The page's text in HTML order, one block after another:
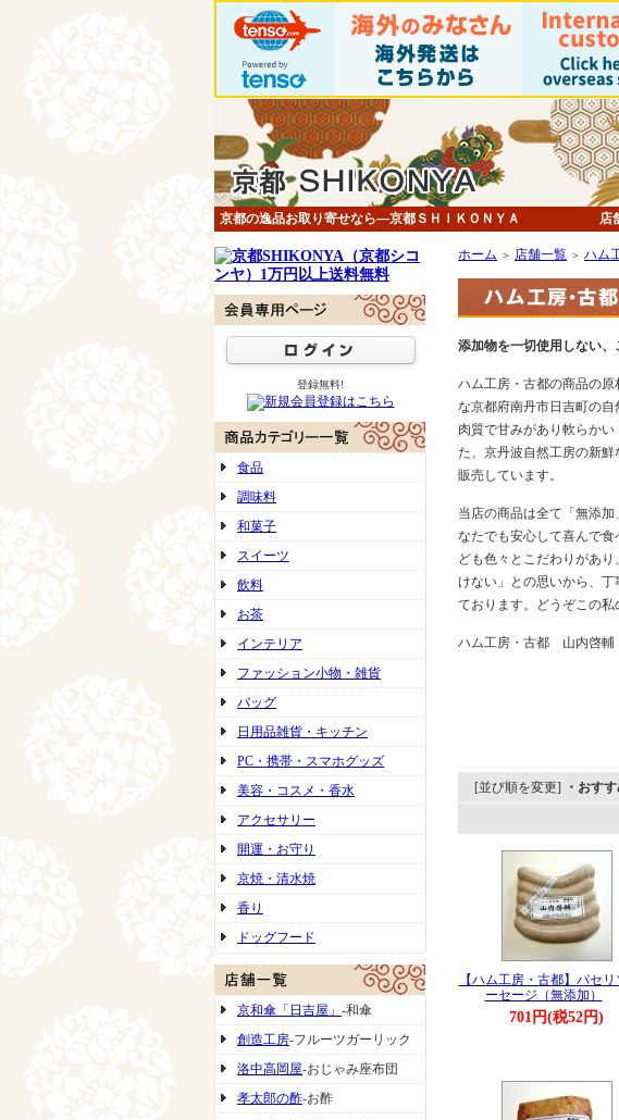
京都の逸品お取り寄せなら―京都ＳＨＩＫＯＮＹＡ 店
登録無料!
食品
調味料
和菓子
スイーツ
飲料
お茶
インテリア
ファッション小物・雑貨
バッグ
日用品雑貨・キッチン
PC・携帯・スマホグッズ
美容・コスメ・香水
アクセサリー
開運・お守り
京焼・清水焼
香り
ドッグフード
京和傘「日吉屋」 -和傘
創造工房-フルーツガーリック
洛中高岡屋-おじゃみ座布団
孝太郎の酢-お酢
ホーム ＞ 店舗一覧 ＞ ハム
添加物を一切使用しない、
ハム工房・古都の商品の
な京都府南丹市日吉町の
肉質で甘みがあり軟らか
た、京丹波自然工房の新
販売しています。
当店の商品は全て「無添
なたでも安心して喜んで
ども色々とこだわりがあ
けない」との思いから、
ております。どうぞこの私
ハム工房・古都 山内啓輔
[並び順を変更] ・おす
【ハム工房・古都】パセリ
ーセージ（無添加）
701円(税52円)